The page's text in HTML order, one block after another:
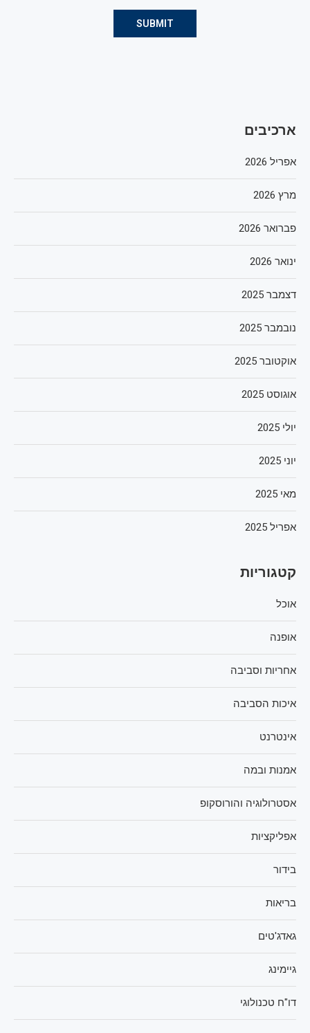
ארכיבים
אפריל 2026
מרץ 2026
פברואר 2026
ינואר 2026
דצמבר 2025
נובמבר 2025
אוקטובר 2025
אוגוסט 2025
יולי 2025
יוני 2025
מאי 2025
אפריל 2025
קטגוריות
אוכל
אופנה
אחריות וסביבה
איכות הסביבה
אינטרנט
אמנות ובמה
אסטרולוגיה והורוסקופ
אפליקציות
בידור
בריאות
גאדג'טים
גיימינג
דו"ח טכנולוגי